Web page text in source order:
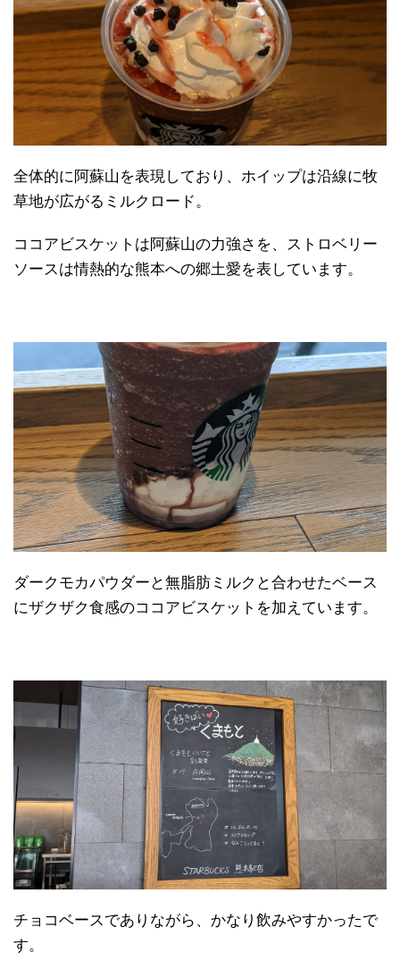
全体的に阿蘇山を表現しており、ホイップは沿線に牧
草地が広がるミルクロード。
ココアビスケットは阿蘇山の力強さを、ストロベリー
ソースは情熱的な熊本への郷土愛を表しています。
ダークモカパウダーと無脂肪ミルクと合わせたベース
にザクザク食感のココアビスケットを加えています。
チョコベースでありながら、かなり飲みやすかったで
す。